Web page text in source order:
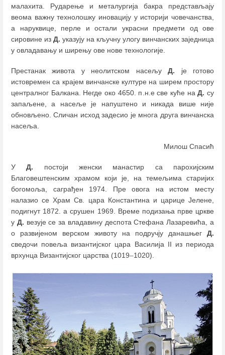
малахита. Рударење и металургија бакра представљају
веома важну технолошку иновацију у историји човечанства,
а наруквице, перле и остали украсни предмети од ове
сировине из Д. указују на кључну улогу винчанских заједница
у овладавању и ширењу ове нове технологије.
Престанак живота у неолитском насељуД. је готово
истовремен са крајем винчанске културе на ширем простору
централног Балкана. Негде око 4650. п.н.е све куће наД. су
запаљене, а насеље је напуштено и никада више није
обновљено. Сличан исход задесио је многа друга винчанска
насеља.
Милош Спасић
УД. постоји женски манастир са парохијским
Благовештенским храмом који је, на темељима старијих
богомоља, саграђен 1974. Пре овога на истом месту
налазио се Храм Св. цара Константина и царице Јелене,
подигнут 1872. а срушен 1969. Време подизања прве цркве
у Д. везује се за владавину деспота Стефана Лазаревића, а
о развијеном верском животу на подручју данашњег Д.
сведочи повеља византијског цара Василија II из периода
врхунца Византијског царства (1019–1020).